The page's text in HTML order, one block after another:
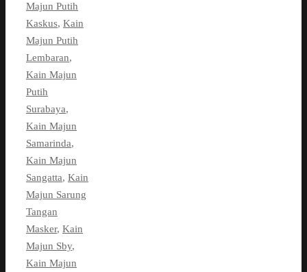
Majun Putih
Kaskus, Kain
Majun Putih
Lembaran,
Kain Majun
Putih
Surabaya,
Kain Majun
Samarinda,
Kain Majun
Sangatta, Kain
Majun Sarung
Tangan
Masker, Kain
Majun Sby,
Kain Majun